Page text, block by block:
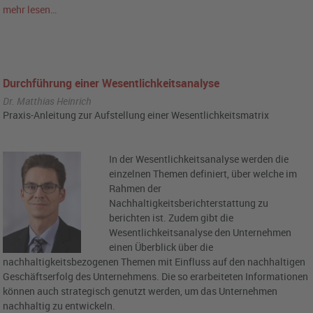
mehr lesen…
Durchführung einer Wesentlichkeitsanalyse
Dr. Matthias Heinrich
Praxis-Anleitung zur Aufstellung einer Wesentlichkeitsmatrix
In der Wesentlichkeitsanalyse werden die
einzelnen Themen definiert, über welche im
Rahmen der
Nachhaltigkeitsberichterstattung zu
berichten ist. Zudem gibt die
Wesentlichkeitsanalyse den Unternehmen
einen Überblick über die
nachhaltigkeitsbezogenen Themen mit Einfluss auf den nachhaltigen
Geschäftserfolg des Unternehmens. Die so erarbeiteten Informationen
können auch strategisch genutzt werden, um das Unternehmen
nachhaltig zu entwickeln.